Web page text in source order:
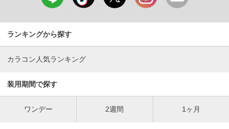
ランキングから探す
カラコン人気ランキング
装用期間で探す
ワンデー 2週間 1ヶ月